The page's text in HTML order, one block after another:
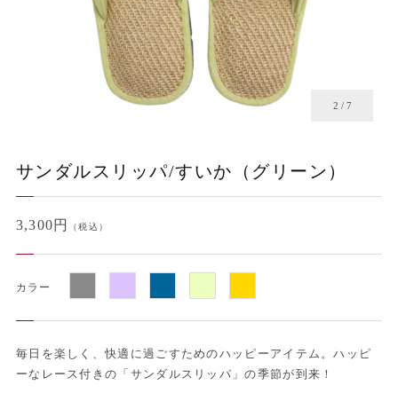
2 / 7
サンダルスリッパ/すいか（グリーン）
3,300円 （税込）
カラー
毎日を楽しく、快適に過ごすためのハッピーアイテム。ハッピ
ーなレース付きの「サンダルスリッパ」の季節が到来！